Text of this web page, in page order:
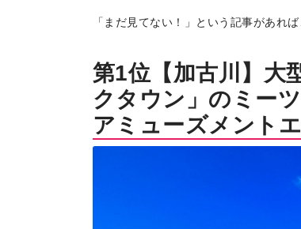
「まだ見てない！」という記事があれ
第1位【加古川】大
クタウン」のミー
アミューズメントエ